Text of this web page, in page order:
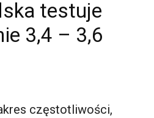
testuje
3,4 – 3,6
częstotliwości,